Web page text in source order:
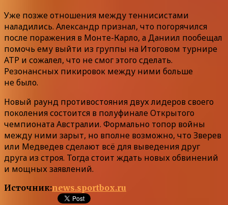
Уже позже отношения между теннисистами
наладились. Александр признал, что погорячился
после поражения в Монте-Карло, а Даниил пообещал
помочь ему выйти из группы на Итоговом турнире
ATP и сожалел, что не смог этого сделать.
Резонансных пикировок между ними больше
не было.
Новый раунд противостояния двух лидеров своего
поколения состоится в полуфинале Открытого
чемпионата Австралии. Формально топор войны
между ними зарыт, но вполне возможно, что Зверев
или Медведев сделают всё для выведения друг
друга из строя. Тогда стоит ждать новых обвинений
и мощных заявлений.
Источник:news.sportbox.ru